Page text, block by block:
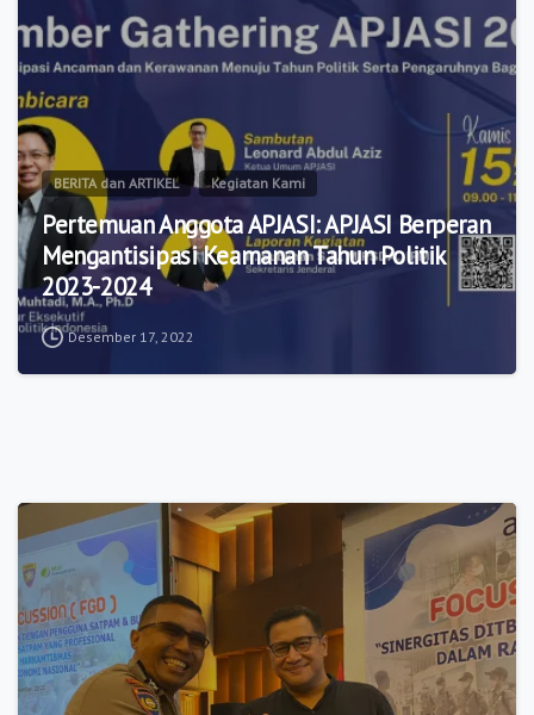
BERITA dan ARTIKEL Kegiatan Kami
Pertemuan Anggota APJASI: APJASI Berperan
Mengantisipasi Keamanan Tahun Politik
2023-2024
Desember 17, 2022
8